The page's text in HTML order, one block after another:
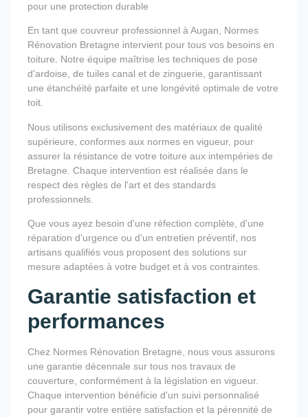
pour une protection durable
En tant que couvreur professionnel à Augan, Normes
Rénovation Bretagne intervient pour tous vos besoins en
toiture. Notre équipe maîtrise les techniques de pose
d'ardoise, de tuiles canal et de zinguerie, garantissant
une étanchéité parfaite et une longévité optimale de votre
toit.
Nous utilisons exclusivement des matériaux de qualité
supérieure, conformes aux normes en vigueur, pour
assurer la résistance de votre toiture aux intempéries de
Bretagne. Chaque intervention est réalisée dans le
respect des règles de l'art et des standards
professionnels.
Que vous ayez besoin d'une réfection complète, d'une
réparation d'urgence ou d'un entretien préventif, nos
artisans qualifiés vous proposent des solutions sur
mesure adaptées à votre budget et à vos contraintes.
Garantie satisfaction et
performances
Chez Normes Rénovation Bretagne, nous vous assurons
une garantie décennale sur tous nos travaux de
couverture, conformément à la législation en vigueur.
Chaque intervention bénéficie d'un suivi personnalisé
pour garantir votre entière satisfaction et la pérennité de